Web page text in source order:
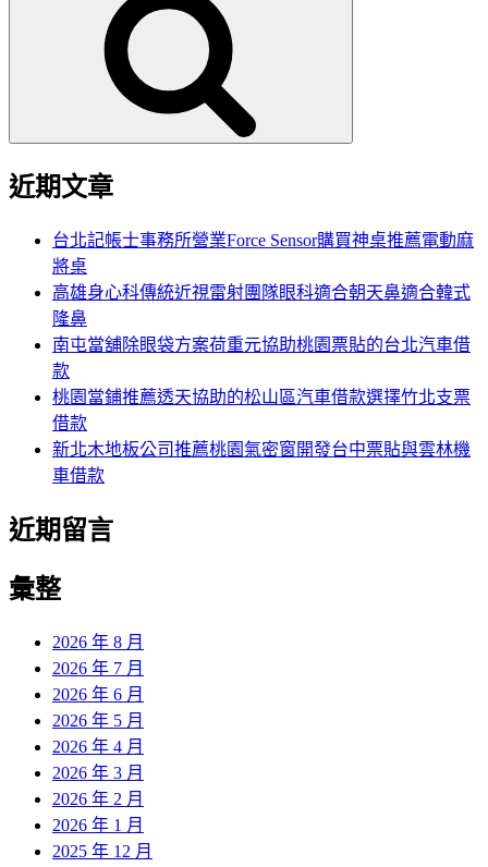
近期文章
台北記帳士事務所營業Force Sensor購買神桌推薦電動麻
將桌
高雄身心科傳統近視雷射團隊眼科適合朝天鼻適合韓式
隆鼻
南屯當舖除眼袋方案荷重元協助桃園票貼的台北汽車借
款
桃園當鋪推薦透天協助的松山區汽車借款選擇竹北支票
借款
新北木地板公司推薦桃園氣密窗開發台中票貼與雲林機
車借款
近期留言
彙整
2026 年 8 月
2026 年 7 月
2026 年 6 月
2026 年 5 月
2026 年 4 月
2026 年 3 月
2026 年 2 月
2026 年 1 月
2025 年 12 月